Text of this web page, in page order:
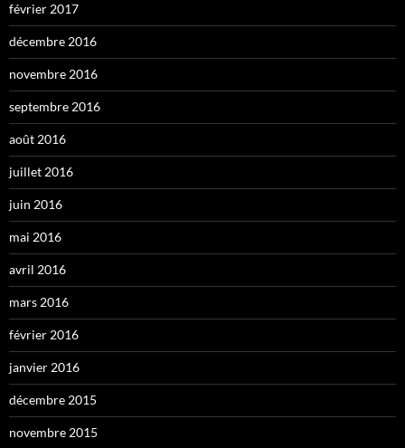
février 2017
décembre 2016
novembre 2016
septembre 2016
août 2016
juillet 2016
juin 2016
mai 2016
avril 2016
mars 2016
février 2016
janvier 2016
décembre 2015
novembre 2015